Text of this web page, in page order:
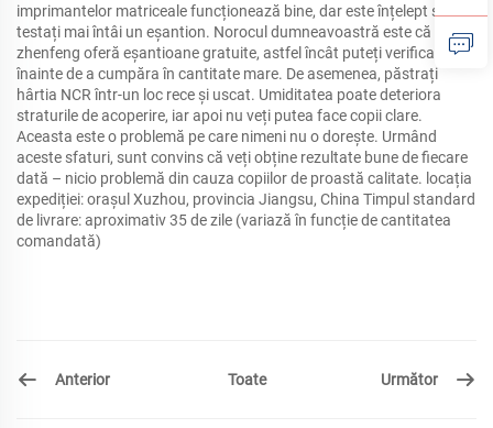
imprimantelor matriceale funcționează bine, dar este înțelept să
testați mai întâi un eșantion. Norocul dumneavoastră este că
zhenfeng oferă eșantioane gratuite, astfel încât puteți verifica
înainte de a cumpăra în cantitate mare. De asemenea, păstrați
hârtia NCR într-un loc rece și uscat. Umiditatea poate deteriora
straturile de acoperire, iar apoi nu veți putea face copii clare.
Aceasta este o problemă pe care nimeni nu o dorește. Urmând
aceste sfaturi, sunt convins că veți obține rezultate bune de fiecare
dată – nicio problemă din cauza copiilor de proastă calitate. locația
expediției: orașul Xuzhou, provincia Jiangsu, China Timpul standard
de livrare: aproximativ 35 de zile (variază în funcție de cantitatea
comandată)
Anterior Toate Următor